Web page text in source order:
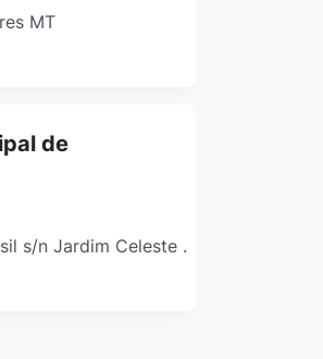
MT
de
s/n Jardim Celeste .